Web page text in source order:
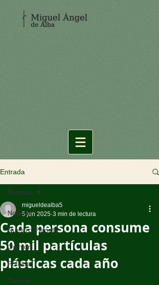
Entrada
Noticias
Nuestro Planeta
Opinión
Política
Ciencia
Noticias
Cada persona consume
50 mil partículas
plásticas cada año
migueldealba5
5 jun 2025 3 min de lectura